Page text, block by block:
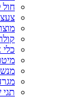
חול
כלי